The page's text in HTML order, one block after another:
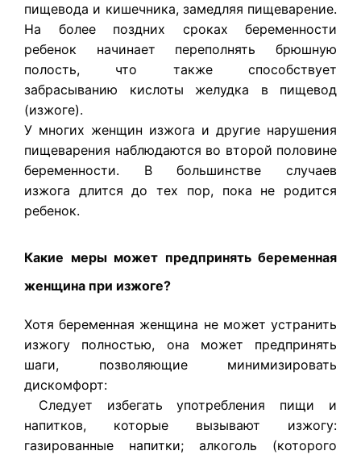
пищевода и кишечника, замедляя пищеварение.
На более поздних сроках беременности
ребенок начинает переполнять брюшную
полость, что также способствует
забрасыванию кислоты желудка в пищевод
(изжоге).
У многих женщин изжога и другие нарушения
пищеварения наблюдаются во второй половине
беременности. В большинстве случаев
изжога длится до тех пор, пока не родится
ребенок.
Какие меры может предпринять беременная
женщина при изжоге?
Хотя беременная женщина не может устранить
изжогу полностью, она может предпринять
шаги, позволяющие минимизировать
дискомфорт:
Следует избегать употребления пищи и
напитков, которые вызывают изжогу:
газированные напитки; алкоголь (которого